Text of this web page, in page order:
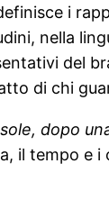
i
nella
del
di chi
dopo
il tempo e i